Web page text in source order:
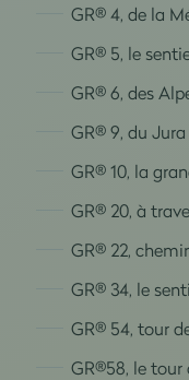
GR® 4, de la
GR® 5, le
GR® 6, des
GR® 9, du
GR® 10, la
GR® 20, à
GR® 22,
GR® 34, le
GR® 54, tour
GR®58, le tour